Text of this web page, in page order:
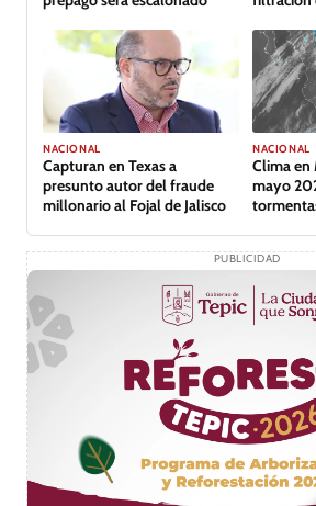
NACIONAL
Capturan en Texas a
presunto autor del fraude
millonario al Fojal de Jalisco
NACIONAL
Clima en
mayo
PUBLICIDAD